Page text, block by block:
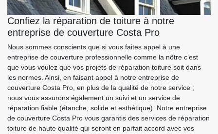
Confiez la réparation de toiture à notre
entreprise de couverture Costa Pro
Nous sommes conscients que si vous faites appel à une
entreprise de couverture professionnelle comme la nôtre c’est
que vous voulez que vos projets de réparation toiture soit dans
les normes. Ainsi, en faisant appel à notre entreprise de
couverture Costa Pro, en plus de la qualité de notre service ;
nous vous assurons également un suivi et un service de
réparation fiable (étanche, solide et esthétique). Notre entreprise
de couverture Costa Pro vous garantis des services de réparation
toiture de haute qualité qui seront en parfait accord avec vos